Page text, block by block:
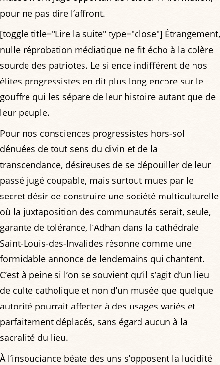
pour ne pas dire l’affront.
[toggle title="Lire la suite" type="close"] Étrangement,
nulle réprobation médiatique ne fit écho à la colère
sourde des patriotes. Le silence indifférent de nos
élites progressistes en dit plus long encore sur le
gouffre qui les sépare de leur histoire autant que de
leur peuple.
Pour nos consciences progressistes hors-sol
dénuées de tout sens du divin et de la
transcendance, désireuses de se dépouiller de leur
passé jugé coupable, mais surtout mues par le
secret désir de construire une société multiculturelle
où la juxtaposition des communautés serait, seule,
garante de tolérance, l’Adhan dans la cathédrale
Saint-Louis-des-Invalides résonne comme une
formidable annonce de lendemains qui chantent.
C’est à peine si l’on se souvient qu’il s’agit d’un lieu
de culte catholique et non d’un musée que quelque
autorité pourrait affecter à des usages variés et
parfaitement déplacés, sans égard aucun à la
sacralité du lieu.
À l’insouciance béate des uns s’opposent la lucidité